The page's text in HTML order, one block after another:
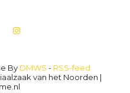
By DMWS - RSS-feed
van het Noorden |